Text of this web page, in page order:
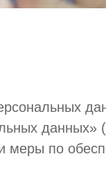
данных»
меры по